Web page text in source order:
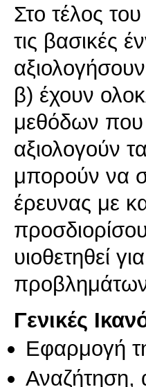
Στο τέλος
τις βασικές
β) έχουν
μεθόδων που
αξιολογούν
μπορούν να
έρευνας με
υιοθετηθεί
Γενικές
Εφαρμογή
Αναζήτηση,